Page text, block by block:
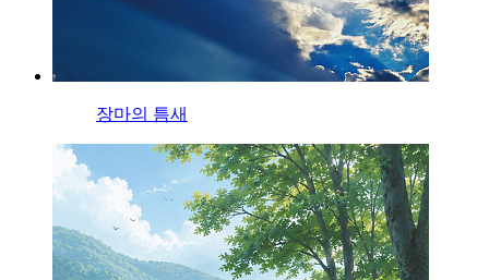
장마의 틈새